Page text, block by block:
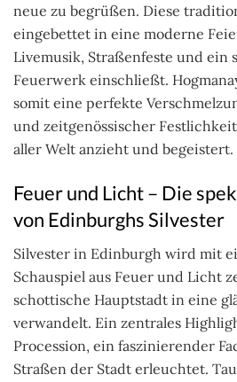
neue zu begrüßen. Diese
eingebettet in eine moderne
Livemusik, Straßenfeste und ein
Feuerwerk einschließt.
somit eine perfekte
und zeitgenössischer
aller Welt anzieht und begeistert.
Feuer und Licht – Die
von Edinburghs Silvester
Silvester in Edinburgh wird mit
Schauspiel aus Feuer und Licht
schottische Hauptstadt in eine
verwandelt. Ein zentrales
Procession, ein faszinierender
Straßen der Stadt erleuchtet.